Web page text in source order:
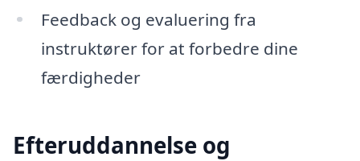
Feedback og evaluering fra
instruktører for at forbedre dine
færdigheder
Efteruddannelse og